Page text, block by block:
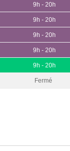
9h - 20h
9h - 20h
9h - 20h
9h - 20h
9h - 20h
Fermé